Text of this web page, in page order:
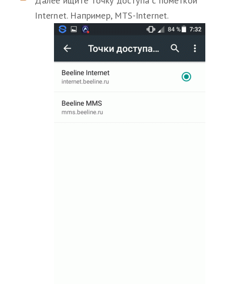
Internet. Например, MTS-Internet.